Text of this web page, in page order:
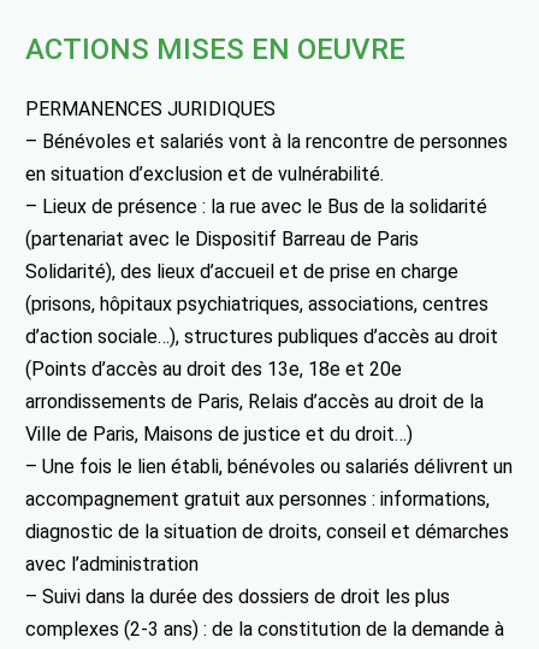
ACTIONS MISES EN OEUVRE
PERMANENCES JURIDIQUES
– Bénévoles et salariés vont à la rencontre de personnes
en situation d’exclusion et de vulnérabilité.
– Lieux de présence : la rue avec le Bus de la solidarité
(partenariat avec le Dispositif Barreau de Paris
Solidarité), des lieux d’accueil et de prise en charge
(prisons, hôpitaux psychiatriques, associations, centres
d’action sociale…), structures publiques d’accès au droit
(Points d’accès au droit des 13e, 18e et 20e
arrondissements de Paris, Relais d’accès au droit de la
Ville de Paris, Maisons de justice et du droit…)
– Une fois le lien établi, bénévoles ou salariés délivrent un
accompagnement gratuit aux personnes : informations,
diagnostic de la situation de droits, conseil et démarches
avec l’administration
– Suivi dans la durée des dossiers de droit les plus
complexes (2-3 ans) : de la constitution de la demande à